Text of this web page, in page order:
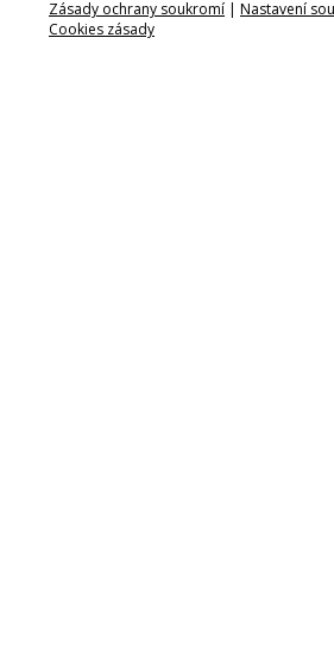
Zásady ochrany soukromí | Nastavení
Cookies zásady